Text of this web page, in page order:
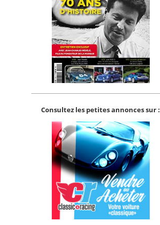
Consultez les petites annonces sur :